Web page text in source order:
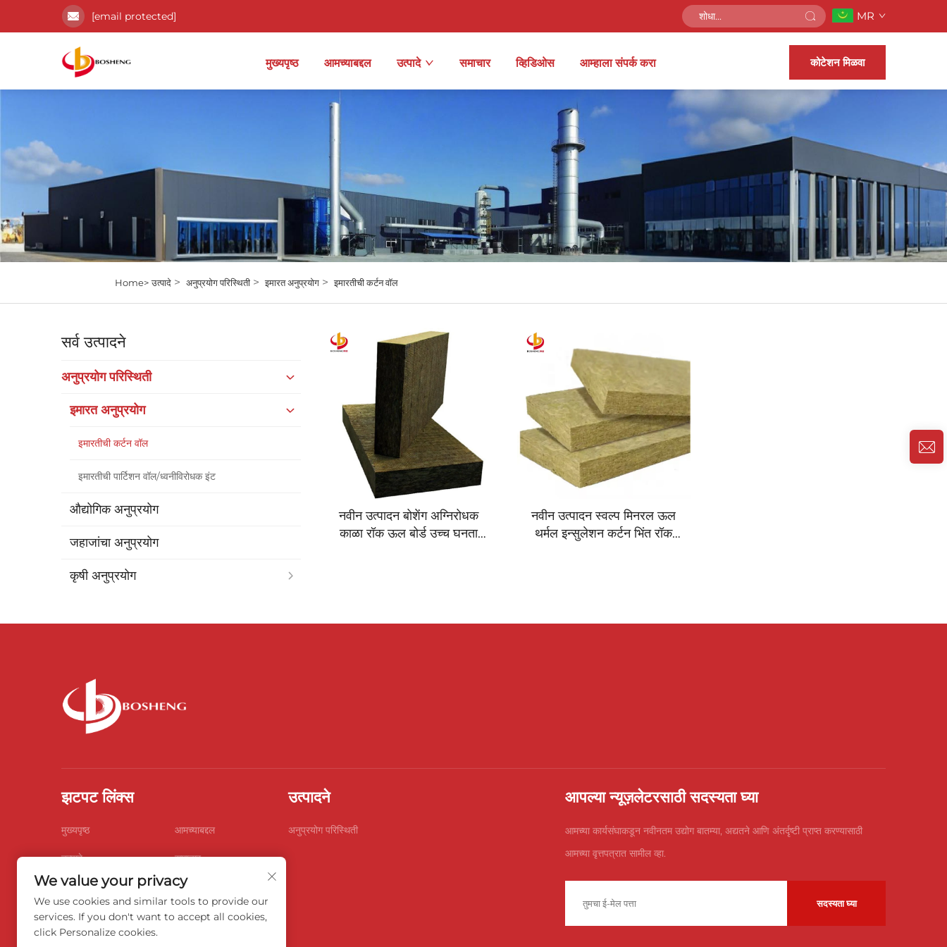
[email protected] MR
मुख्यपृष्ठ आमच्याबद्दल उत्पादे समाचार व्हिडिओस आम्हाला संपर्क करा कोटेशन मिळवा
Home> उत्पादे> अनुप्रयोग परिस्थिती>इमारत अनुप्रयोग>इमारतीची कर्टन वॉल
सर्व उत्पादने
अनुप्रयोग परिस्थिती
इमारत अनुप्रयोग
इमारतीची कर्टन वॉल
इमारतीची पार्टिशन वॉल/ध्वनीविरोधक इंट
औद्योगिक अनुप्रयोग
जहाजांचा अनुप्रयोग
कृषी अनुप्रयोग
नवीन उत्पादन बोशेंग अग्निरोधक
काळा रॉक ऊल बोर्ड उच्च घनता
नवीन उत्पादन स्वल्प मिनरल ऊल
थर्मल इन्सुलेशन कर्टन भिंत रॉक
झटपट लिंक्स
मुख्यपृष्ठ आमच्याबद्दल
उत्पादे समाचार
ब्लॉग व्हिडिओस
आम्हाला संपर्क करा
उत्पादने
अनुप्रयोग परिस्थिती
आपल्या न्यूज़लेटरसाठी सदस्यता घ्या
आमच्या कार्यसंघाकडून नवीनतम उद्योग बातम्या, अद्यतने आणि अंतर्दृष्टी प्राप्त करण्यासाठी
आमच्या वृत्तपत्रात सामील व्हा.
सदस्यता घ्या
We value your privacy
We use cookies and similar tools to provide our
services. If you don't want to accept all cookies,
click Personalize cookies.